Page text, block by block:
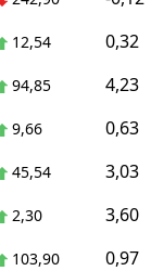
12,54 0,32
94,85 4,23
9,66 0,63
45,54 3,03
2,30 3,60
103,90 0,97